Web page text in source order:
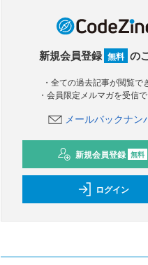
新規会員登録 無料 の
・全ての過去記事が閲覧で
・会員限定メルマガを受信
メールバックナン
新規会員登録 無料
ログイン